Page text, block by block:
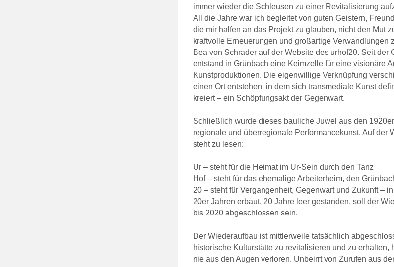
immer wieder die Schleusen zu einer Revitalisierung
All die Jahre war ich begleitet von guten Geistern,
die mir halfen an das Projekt zu glauben, nicht den Mut
kraftvolle Erneuerungen und großartige Verwandlungen
Bea von Schrader auf der Website des urhof20. Seit der
entstand in Grünbach eine Keimzelle für eine visionäre
Kunstproduktionen. Die eigenwillige Verknüpfung
einen Ort entstehen, in dem sich transmediale Kunst
kreiert – ein Schöpfungsakt der Gegenwart.
Schließlich wurde dieses bauliche Juwel aus den
regionale und überregionale Performancekunst. Auf der
steht zu lesen:
Ur – steht für die Heimat im Ur-Sein durch den Tanz
Hof – steht für das ehemalige Arbeiterheim, den
20 – steht für Vergangenheit, Gegenwart und Zukunft –
20er Jahren erbaut, 20 Jahre leer gestanden, soll der
bis 2020 abgeschlossen sein.
Der Wiederaufbau ist mittlerweile tatsächlich
historische Kulturstätte zu revitalisieren und zu erhalten,
nie aus den Augen verloren. Unbeirrtvon Zurufen aus